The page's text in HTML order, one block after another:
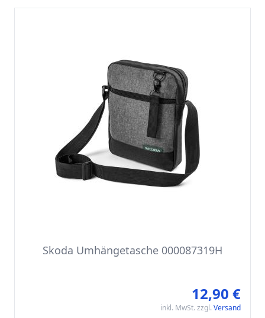
Skoda Umhängetasche 000087319H
12,90 €
inkl. MwSt. zzgl. Versand